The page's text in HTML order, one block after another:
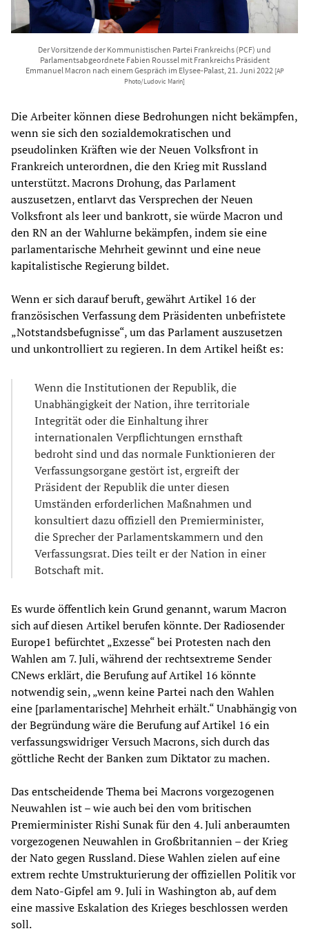
Der Vorsitzende der Kommunistischen Partei Frankreichs (PCF) und
Parlamentsabgeordnete Fabien Roussel mit Frankreichs Präsident
Emmanuel Macron nach einem Gespräch im Elysee-Palast, 21. Juni 2022 [AP
Photo/Ludovic Marin]
Die Arbeiter können diese Bedrohungen nicht bekämpfen,
wenn sie sich den sozialdemokratischen und
pseudolinken Kräften wie der Neuen Volksfront in
Frankreich unterordnen, die den Krieg mit Russland
unterstützt. Macrons Drohung, das Parlament
auszusetzen, entlarvt das Versprechen der Neuen
Volksfront als leer und bankrott, sie würde Macron und
den RN an der Wahlurne bekämpfen, indem sie eine
parlamentarische Mehrheit gewinnt und eine neue
kapitalistische Regierung bildet.
Wenn er sich darauf beruft, gewährt Artikel 16 der
französischen Verfassung dem Präsidenten unbefristete
„Notstandsbefugnisse“, um das Parlament auszusetzen
und unkontrolliert zu regieren. In dem Artikel heißt es:
Wenn die Institutionen der Republik, die
Unabhängigkeit der Nation, ihre territoriale
Integrität oder die Einhaltung ihrer
internationalen Verpflichtungen ernsthaft
bedroht sind und das normale Funktionieren der
Verfassungsorgane gestört ist, ergreift der
Präsident der Republik die unter diesen
Umständen erforderlichen Maßnahmen und
konsultiert dazu offiziell den Premierminister,
die Sprecher der Parlamentskammern und den
Verfassungsrat. Dies teilt er der Nation in einer
Botschaft mit.
Es wurde öffentlich kein Grund genannt, warum Macron
sich auf diesen Artikel berufen könnte. Der Radiosender
Europe1 befürchtet „Exzesse“ bei Protesten nach den
Wahlen am 7. Juli, während der rechtsextreme Sender
CNews erklärt, die Berufung auf Artikel 16 könnte
notwendig sein, „wenn keine Partei nach den Wahlen
eine [parlamentarische] Mehrheit erhält.“ Unabhängig von
der Begründung wäre die Berufung auf Artikel 16 ein
verfassungswidriger Versuch Macrons, sich durch das
göttliche Recht der Banken zum Diktator zu machen.
Das entscheidende Thema bei Macrons vorgezogenen
Neuwahlen ist – wie auch bei den vom britischen
Premierminister Rishi Sunak für den 4. Juli anberaumten
vorgezogenen Neuwahlen in Großbritannien – der Krieg
der Nato gegen Russland. Diese Wahlen zielen auf eine
extrem rechte Umstrukturierung der offiziellen Politik vor
dem Nato-Gipfel am 9. Juli in Washington ab, auf dem
eine massive Eskalation des Krieges beschlossen werden
soll.